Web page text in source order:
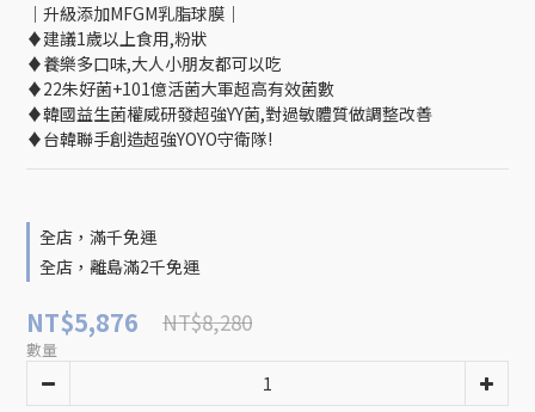
｜升級添加MFGM乳脂球膜｜
♦建議1歲以上食用,粉狀
♦養樂多口味,大人小朋友都可以吃
♦22朱好菌+101億活菌大軍超高有效菌數
♦韓國益生菌權威研發超強YY菌,對過敏體質做調整改善
♦台韓聯手創造超強YOYO守衛隊!
全店，滿千免運
全店，離島滿2千免運
NT$5,876 NT$8,280
數量